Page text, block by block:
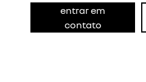
entrar em
contato